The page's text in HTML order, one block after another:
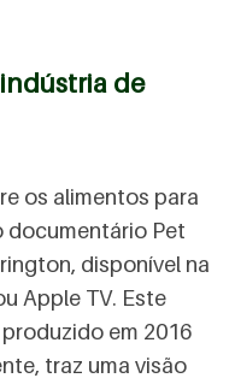
de
os alimentos para
documentário Pet
disponível na
Apple TV. Este
em 2016
traz uma visão